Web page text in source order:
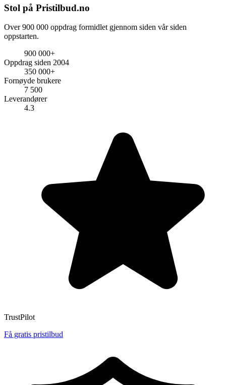
Stol på Pristilbud.no
Over 900 000 oppdrag formidlet gjennom siden vår siden
oppstarten.
900 000+
Oppdrag siden 2004
350 000+
Fornøyde brukere
7 500
Leverandører
4.3
TrustPilot
Få gratis pristilbud